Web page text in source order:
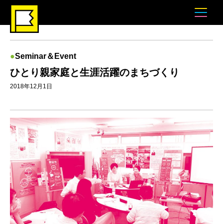
Seminar＆Event
ひとり親家庭と生涯活躍のまちづくり
2018年12月1日